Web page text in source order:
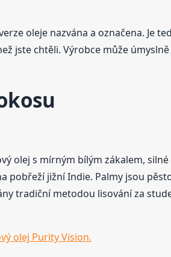
oleje nazvána a označena. Je
jste chtěli. Výrobce může
olej s mírným bílým zákalem,
pobřeží jižní Indie. Palmy jsou
tradiční metodou lisování za
olej Purity Vision.